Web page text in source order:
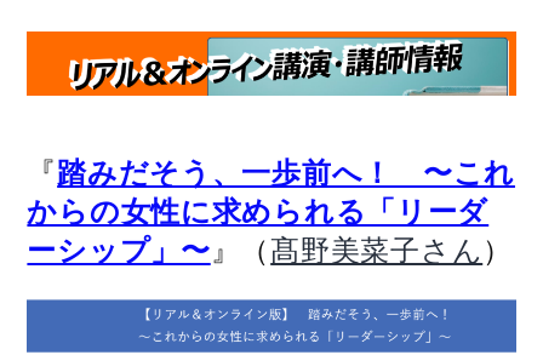
『踏みだそう、一歩前へ！ 〜これ
からの女性に求められる「リーダ
ーシップ」〜 』（髙野美菜子さん ）